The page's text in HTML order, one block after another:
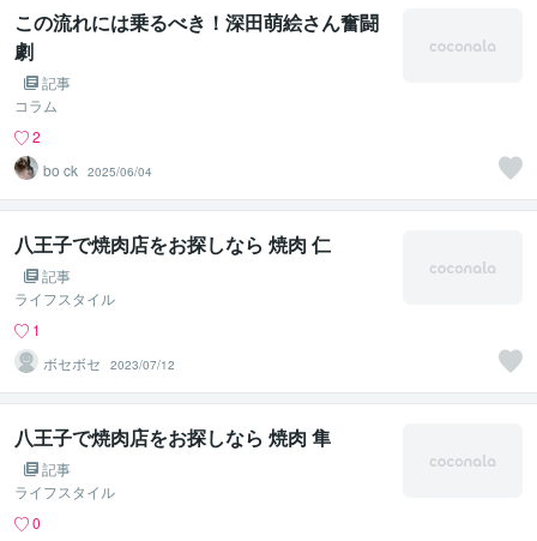
この流れには乗るべき！深田萌絵さん奮闘
劇
記事
コラム
2
bo ck 2025/06/04
八王子で焼肉店をお探しなら 焼肉 仁
記事
ライフスタイル
1
ボセボセ
2023/07/12
八王子で焼肉店をお探しなら 焼肉 隼
記事
ライフスタイル
0